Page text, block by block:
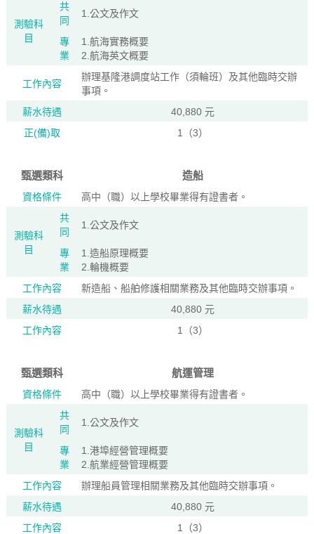
測驗科
目
共
同
1.公文及作文
專
業
1.航海實務概要
2.航海英文概要
工作內容
辦理基隆港調度站工作（須輪班）及其他臨時交辦
事項。
薪水待遇
40,880 元
正(備)取
1（3）
甄選類科 造船
資格條件 高中（職）以上學校畢業得有證書者。
測驗科
目
共
同
1.公文及作文
專
業
1.造船原理概要
2.輪機概要
工作內容
新造船、船舶修護相關業務及其他臨時交辦事項。
薪水待遇
40,880 元
工作內容
1（3）
甄選類科 航運管理
資格條件 高中（職）以上學校畢業得有證書者。
測驗科
目
共
同
1.公文及作文
專
業
1.港埠經營管理概要
2.航業經營管理概要
工作內容
辦理船員管理相關業務及其他臨時交辦事項。
薪水待遇
40,880 元
工作內容
1（3）